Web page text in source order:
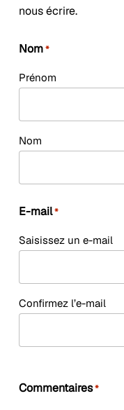
nous écrire.
Nom*
Prénom
Nom
E-mail*
Saisissez un e-mail
Confirmez l’e-mail
Commentaires*